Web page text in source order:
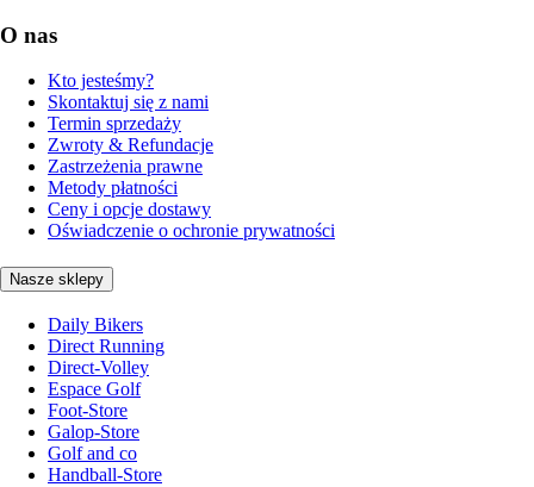
O nas
Kto jesteśmy?
Skontaktuj się z nami
Termin sprzedaży
Zwroty & Refundacje
Zastrzeżenia prawne
Metody płatności
Ceny i opcje dostawy
Oświadczenie o ochronie prywatności
Nasze sklepy
Daily Bikers
Direct Running
Direct-Volley
Espace Golf
Foot-Store
Galop-Store
Golf and co
Handball-Store